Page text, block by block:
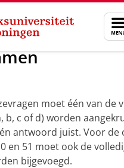
moet één van de
b, c of d) worden
antwoord juist. Voor de
en 51 moet ook de
bijgevoegd.